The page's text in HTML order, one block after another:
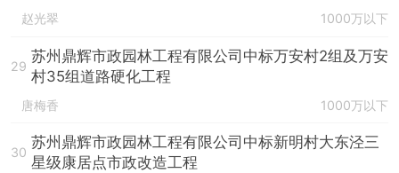
赵光翠 1000万以下
29
苏州鼎辉市政园林工程有限公司中标万安村2组及万安
村35组道路硬化工程
唐梅香 1000万以下
30
苏州鼎辉市政园林工程有限公司中标新明村大东泾三
星级康居点市政改造工程